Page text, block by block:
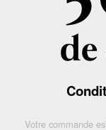
Votre commande